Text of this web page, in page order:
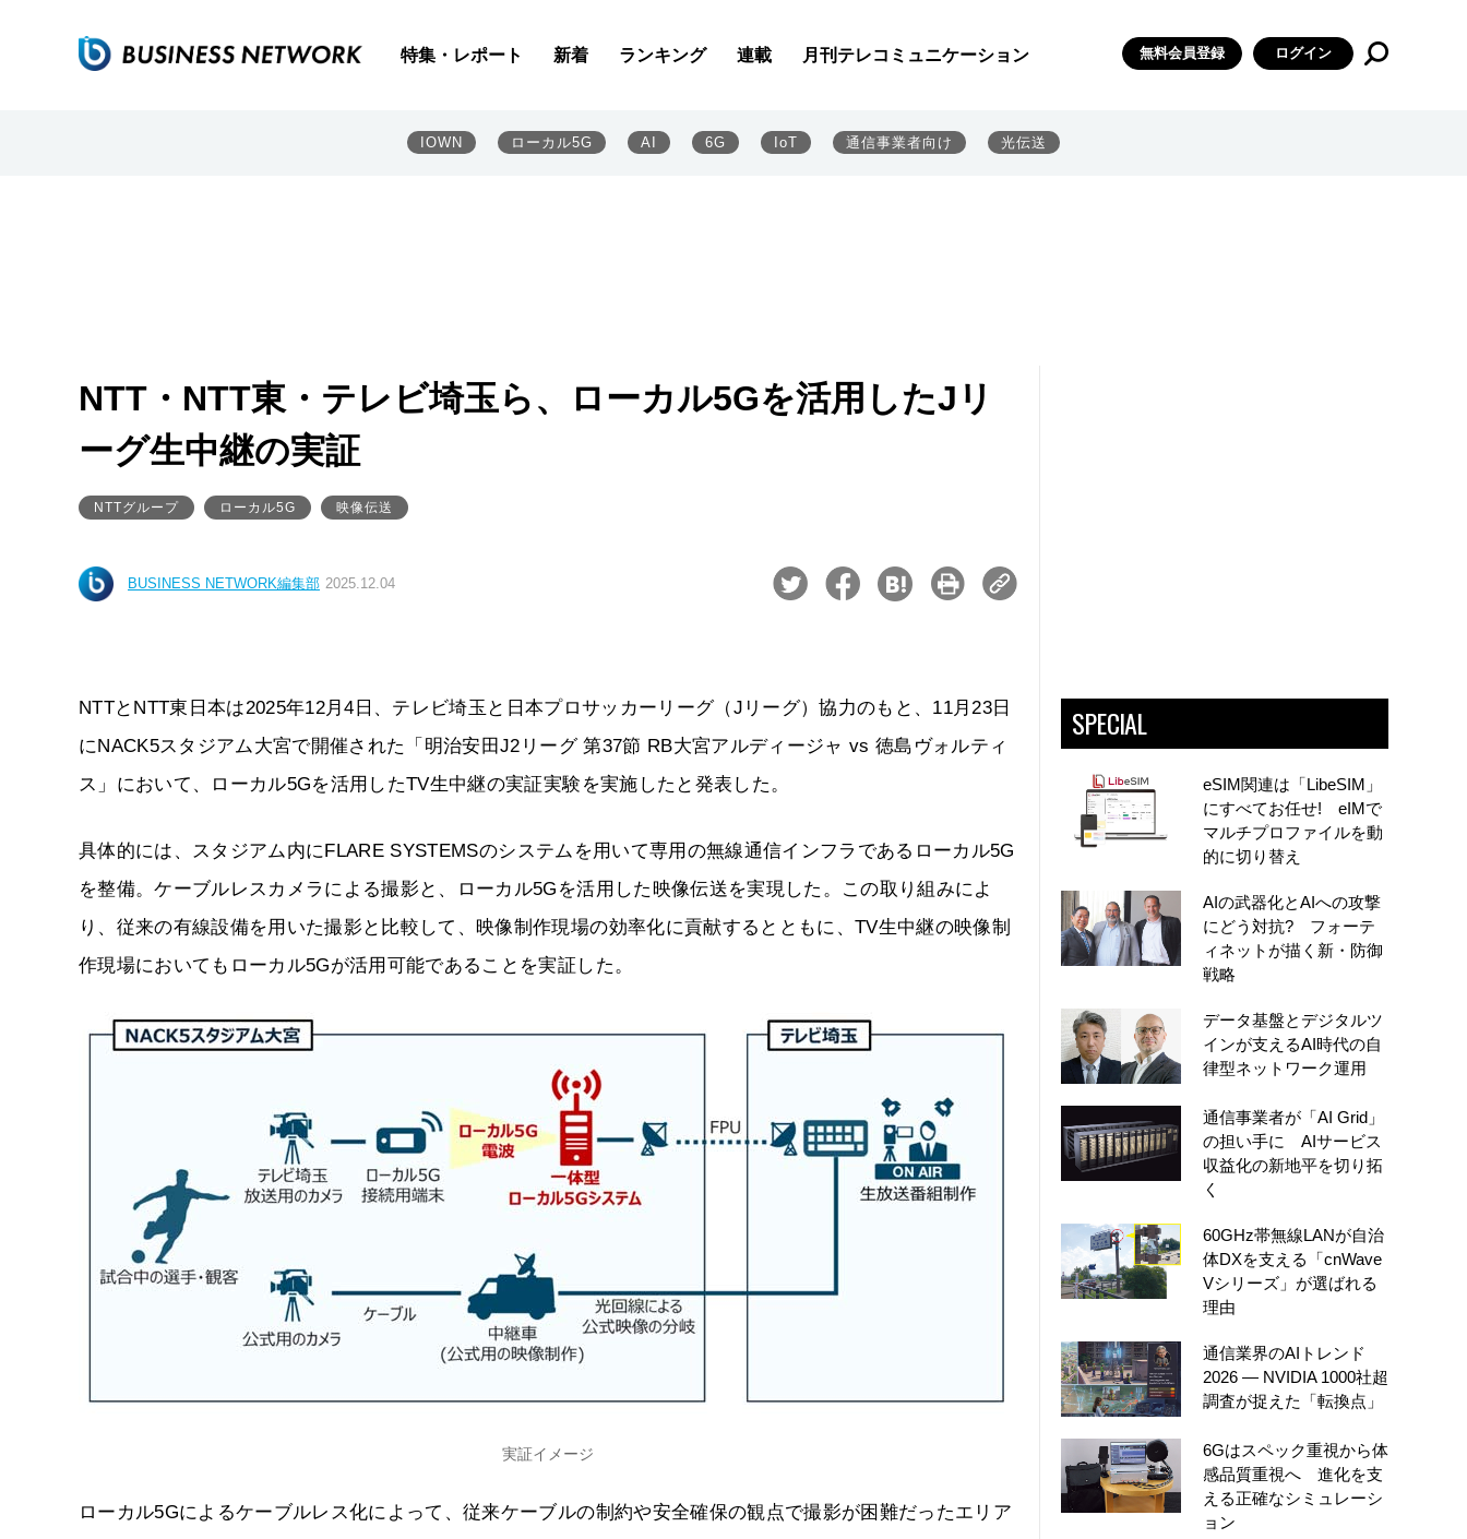
特集・レポート 新着 ランキング 連載 月刊テレコミュニケーション 無料会員登録 ログイン
IOWN ローカル5G AI 6G IoT 通信事業者向け 光伝送
NTT・NTT東・テレビ埼玉ら、ローカル5Gを活用したJリ
ーグ生中継の実証
NTTグループ ローカル5G 映像伝送
BUSINESS NETWORK編集部 2025.12.04
NTTとNTT東日本は2025年12月4日、テレビ埼玉と日本プロサッカーリーグ（Jリーグ）協力のもと、11月23日
にNACK5スタジアム大宮で開催された「明治安田J2リーグ 第37節 RB大宮アルディージャ vs 徳島ヴォルティ
ス」において、ローカル5Gを活用したTV生中継の実証実験を実施したと発表した。
具体的には、スタジアム内にFLARE SYSTEMSのシステムを用いて専用の無線通信インフラであるローカル5G
を整備。ケーブルレスカメラによる撮影と、ローカル5Gを活用した映像伝送を実現した。この取り組みによ
り、従来の有線設備を用いた撮影と比較して、映像制作現場の効率化に貢献するとともに、TV生中継の映像制
作現場においてもローカル5Gが活用可能であることを実証した。
実証イメージ
ローカル5Gによるケーブルレス化によって、従来ケーブルの制約や安全確保の観点で撮影が困難だったエリア
SPECIAL
eSIM関連は「LibeSIM」
にすべてお任せ! eIMで
マルチプロファイルを動
的に切り替え
AIの武器化とAIへの攻撃
にどう対抗? フォーテ
ィネットが描く新・防御
戦略
データ基盤とデジタルツ
インが支えるAI時代の自
律型ネットワーク運用
通信事業者が「AI Grid」
の担い手に AIサービス
収益化の新地平を切り拓
く
60GHz帯無線LANが自治
体DXを支える「cnWave
Vシリーズ」が選ばれる
理由
通信業界のAIトレンド
2026 ― NVIDIA 1000社超
調査が捉えた「転換点」
6Gはスペック重視から体
感品質重視へ 進化を支
える正確なシミュレーシ
ョン